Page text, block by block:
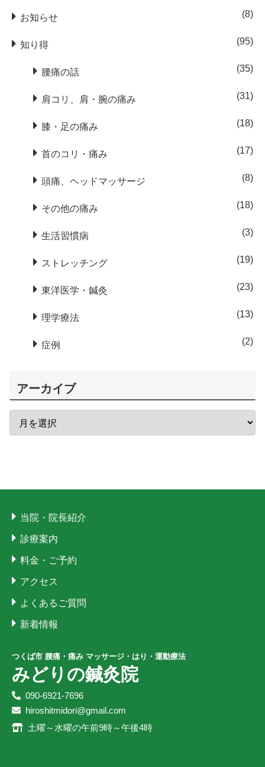
お知らせ 8
知り得 95
腰痛の話 35
肩コリ、肩・腕の痛み 31
膝・足の痛み 18
首のコリ・痛み 17
頭痛、ヘッドマッサージ 8
その他の痛み 18
生活習慣病 3
ストレッチング 19
東洋医学・鍼灸 23
理学療法 13
症例 2
アーカイブ
当院・院長紹介
診療案内
料金・ご予約
アクセス
よくあるご質問
新着情報
つくば市 腰痛・痛み マッサージ・はり・運動療法
みどりの鍼灸院
090-6921-7696
hiroshitmidori@gmail.com
土曜～水曜の午前9時～午後4時